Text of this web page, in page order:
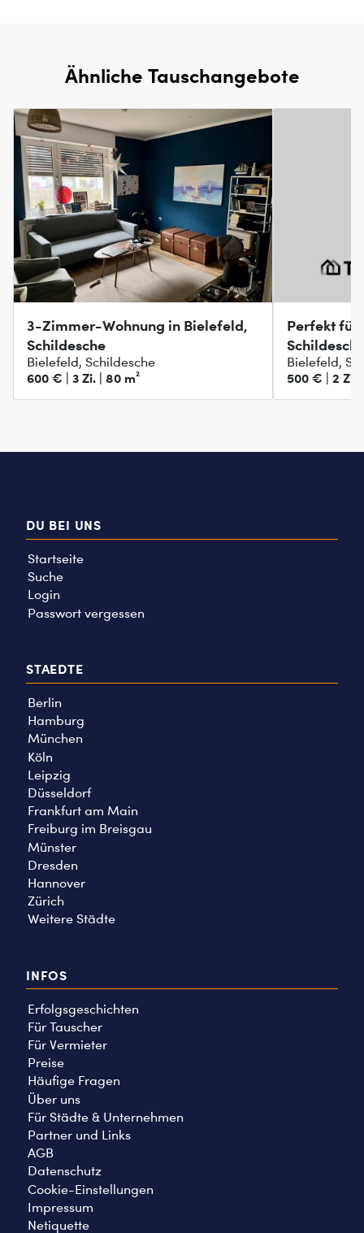
Ähnliche Tauschangebote
3-Zimmer-Wohnung in Bielefeld,
Schildesche
Bielefeld, Schildesche
600 € | 3 Zi. | 80 m²
Perfekt für
Bielefeld,
500 € | 2 Zi.
DU BEI UNS
Startseite
Suche
Login
Passwort vergessen
STAEDTE
Berlin
Hamburg
München
Köln
Leipzig
Düsseldorf
Frankfurt am Main
Freiburg im Breisgau
Münster
Dresden
Hannover
Zürich
Weitere Städte
INFOS
Erfolgsgeschichten
Für Tauscher
Für Vermieter
Preise
Häufige Fragen
Über uns
Für Städte & Unternehmen
Partner und Links
AGB
Datenschutz
Cookie-Einstellungen
Impressum
Netiquette